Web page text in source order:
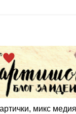
микс